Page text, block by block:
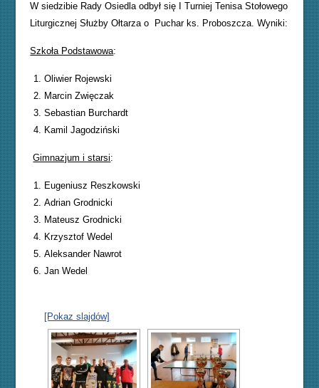
W siedzibie Rady Osiedla odbył się I Turniej Tenisa Stołowego
Liturgicznej Służby Ołtarza o Puchar ks. Proboszcza. Wyniki:
Szkoła Podstawowa:
Oliwier Rojewski
Marcin Zwięczak
Sebastian Burchardt
Kamil Jagodziński
Gimnazjum i starsi:
Eugeniusz Reszkowski
Adrian Grodnicki
Mateusz Grodnicki
Krzysztof Wedel
Aleksander Nawrot
Jan Wedel
[Pokaz slajdów]